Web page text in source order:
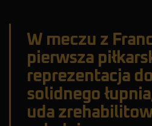
W meczu z
pierwsza
reprezentacja
solidnego
uda